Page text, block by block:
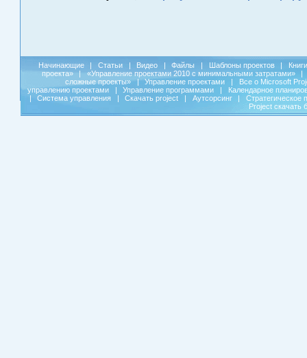
Начинающие | Статьи | Видео | Файлы | Шаблоны проектов |
Книги
проекта»
| «Управление проектами 2010 с минимальными затратами»
|
сложные проекты»
| Управление проектами |
Все о Microsoft
управлению проектами
| Управление программами |
Календарное
|
Система управления | Скачать project | Аутсорсинг |
Стратегическое
Project скачать